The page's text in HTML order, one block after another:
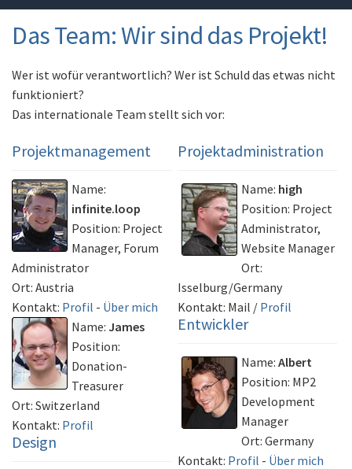
Das Team: Wir sind das Projekt!
Wer ist wofür verantwortlich? Wer ist Schuld das etwas nicht
funktioniert?
Das internationale Team stellt sich vor:
Projektmanagement
Name:
infinite.loop
Position: Project
Manager, Forum
Administrator
Ort: Austria
Kontakt: Profil - Über mich
Name: James
Position:
Donation-
Treasurer
Ort: Switzerland
Kontakt: Profil
Design
Projektadministration
Name: high
Position: Project
Administrator,
Website Manager
Ort:
Isselburg/Germany
Kontakt: Mail / Profil
Entwickler
Name: Albert
Position: MP2
Development
Manager
Ort: Germany
Kontakt: Profil - Über mich